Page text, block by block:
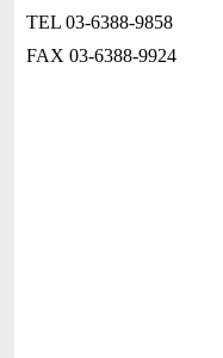
TEL 03-6388-9858
FAX 03-6388-9924